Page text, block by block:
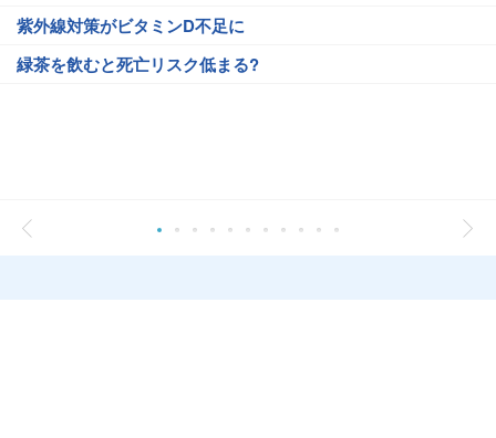
紫外線対策がビタミンD不足に
緑茶を飲むと死亡リスク低まる?